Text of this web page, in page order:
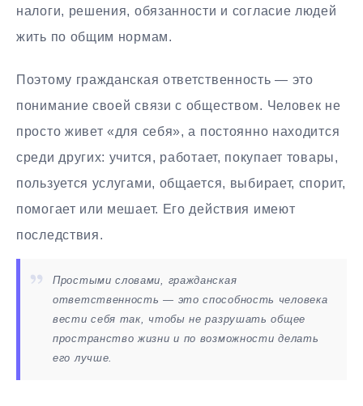
налоги, решения, обязанности и согласие людей
жить по общим нормам.
Поэтому гражданская ответственность — это
понимание своей связи с обществом. Человек не
просто живет «для себя», а постоянно находится
среди других: учится, работает, покупает товары,
пользуется услугами, общается, выбирает, спорит,
помогает или мешает. Его действия имеют
последствия.
Простыми словами, гражданская
ответственность — это способность человека
вести себя так, чтобы не разрушать общее
пространство жизни и по возможности делать
его лучше.